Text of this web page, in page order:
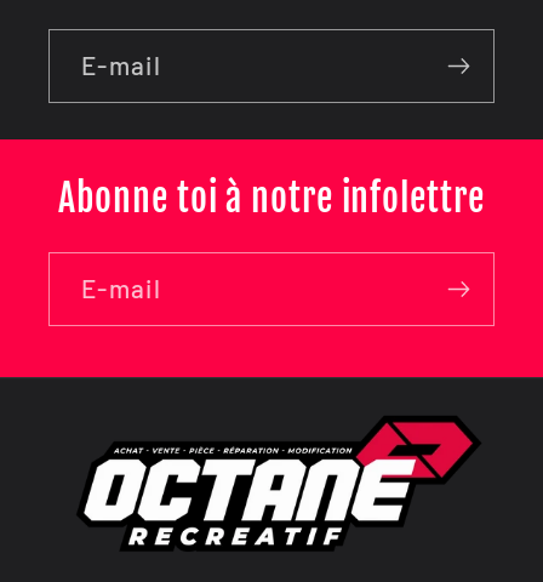
E-mail
Abonne toi à notre infolettre
E-mail